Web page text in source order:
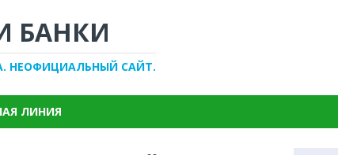
БАНКИ
НЕОФИЦИАЛЬНЫЙ САЙТ.
ЛИНИЯ